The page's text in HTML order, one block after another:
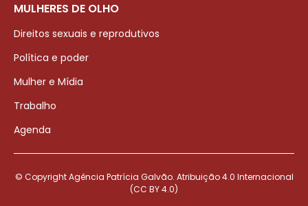
MULHERES DE OLHO
Direitos sexuais e reprodutivos
Política e poder
Mulher e Mídia
Trabalho
Agenda
© Copyright Agência Patrícia Galvão. Atribuição 4.0 Internacional
(CC BY 4.0)